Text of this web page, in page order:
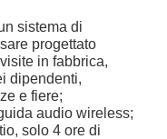
sistema di
progettato
in fabbrica,
dipendenti,
e fiere;
audio wireless;
solo 4 ore di